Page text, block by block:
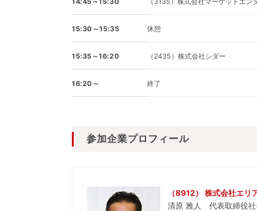
15:30～15:35 休憩
15:35～16:20 （2435）株式会社シダー
16:20～ 終了
参加企業プロフィール
（8912） 株式会社エリ
清原 雅人 代表取締役